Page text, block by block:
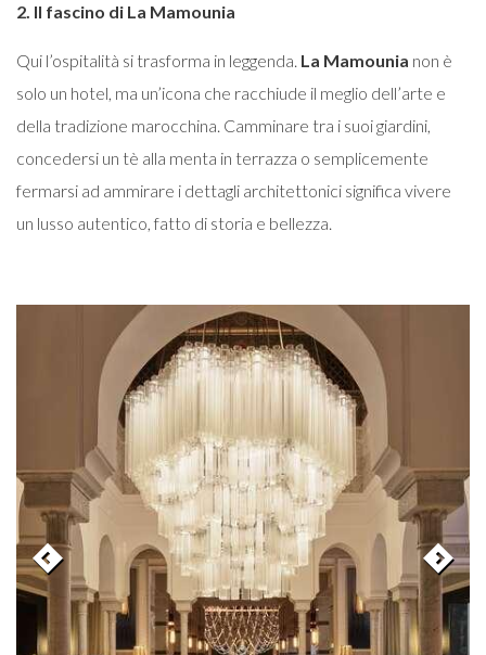
2. Il fascino di La Mamounia
Qui l’ospitalità si trasforma in leggenda. La Mamounia non è
solo un hotel, ma un’icona che racchiude il meglio dell’arte e
della tradizione marocchina. Camminare tra i suoi giardini,
concedersi un tè alla menta in terrazza o semplicemente
fermarsi ad ammirare i dettagli architettonici significa vivere
un lusso autentico, fatto di storia e bellezza.